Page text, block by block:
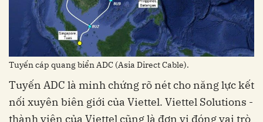
Tuyến cáp quang biển ADC (Asia Direct Cable).
Tuyến ADC là minh chứng rõ nét cho năng lực kết
nối xuyên biên giới của Viettel. Viettel Solutions -
thành viên của Viettel cũng là đơn vị đóng vai trò